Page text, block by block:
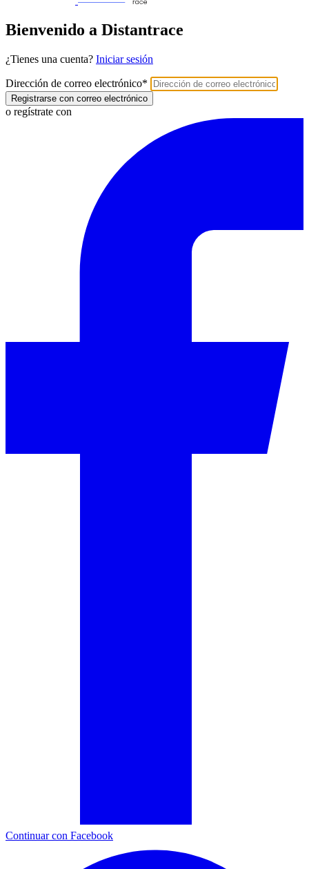
Bienvenido a Distantrace
¿Tienes una cuenta? Iniciar sesión
Dirección de correo electrónico*
Registrarse con correo electrónico
o regístrate con
Continuar con Facebook